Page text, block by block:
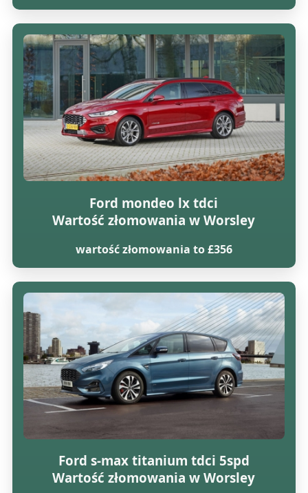
Ford mondeo lx tdci
Wartość złomowania w Worsley
wartość złomowania to £356
Ford s-max titanium tdci 5spd
Wartość złomowania w Worsley